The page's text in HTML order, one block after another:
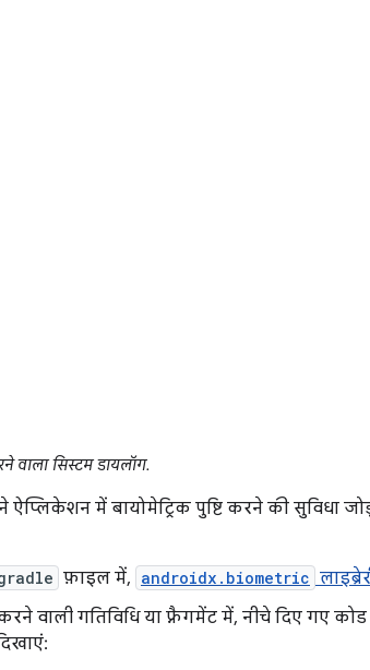
वाला सिस्टम डायलॉग.
में बायोमेट्रिक पुष्टि करने की सुविधा
फ़ाइल में, androidx.biometric
वाली गतिविधि या फ़्रैगमेंट में, नीचे दिए गए